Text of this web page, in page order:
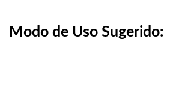
Modo de Uso Sugerido: